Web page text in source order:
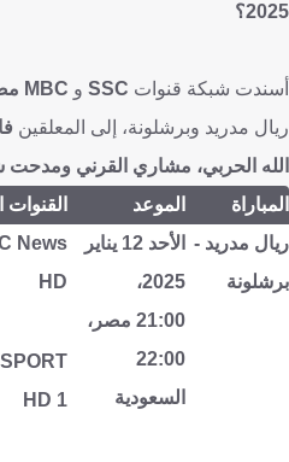
2025؟
أسندت شبكة قنوات SSC و MBC مصر
ريال مدريد وبرشلونة، إلى المعلقين
الله الحربي، مشاري القرني ومدحت
المباراة
الموعد القنوات
ريال مدريد -
برشلونة
الأحد 12 يناير
2025،
21:00 مصر،
22:00
السعودية
News
HD
HD 1